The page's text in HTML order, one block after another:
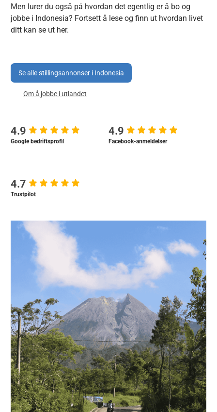
Men lurer du også på hvordan det egentlig er å bo og
jobbe i Indonesia? Fortsett å lese og finn ut hvordan livet
ditt kan se ut her.
Se alle stillingsannonser i Indonesia
Om å jobbe i utlandet
4.9
Google bedriftsprofil
4.9
Facebook-anmeldelser
4.7
Trustpilot